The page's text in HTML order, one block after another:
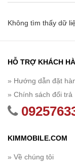
Không tìm thấy dữ
HỖ TRỢ KHÁCH
» Hướng dẫn đặt
» Chính sách đổi trả
KIMMOBILE.COM
» Về chúng tôi